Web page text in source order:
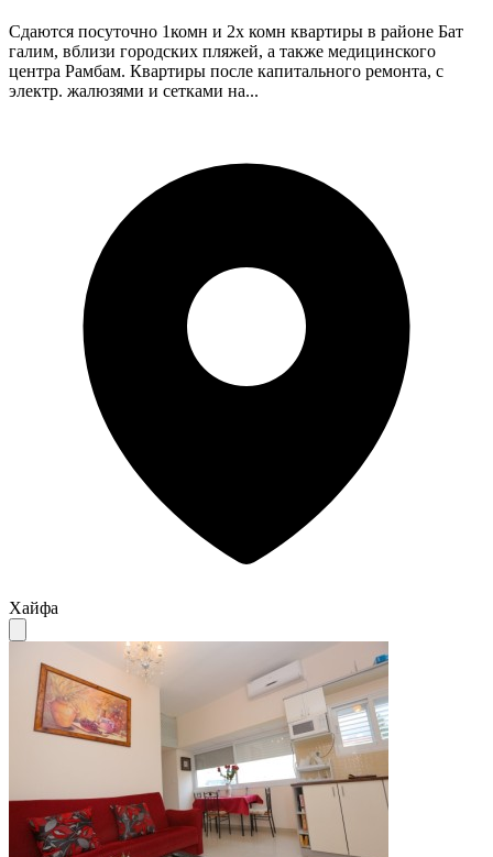
Сдаются посуточно 1комн и 2х комн квартиры в районе Бат
галим, вблизи городских пляжей, а также медицинского
центра Рамбам. Квартиры после капитального ремонта, с
электр. жалюзями и сетками на...
Хайфа